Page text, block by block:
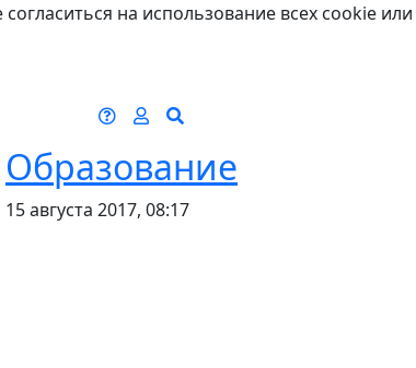
на использование всех cookie или
Образование
15 августа 2017, 08:17